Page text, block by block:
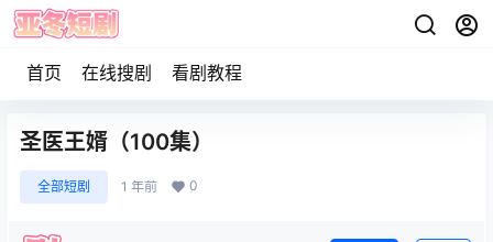
首页 在线搜剧 看剧教程
圣医王婿（100集）
全部短剧 1 年前 0